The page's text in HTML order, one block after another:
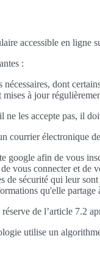
accessible en ligne
:
dont
à jour
les accepte pas, il
électronique
afin de vous
connecter et de
sécurité qui leur
qu'elle
de l’article 7.2
utilise un